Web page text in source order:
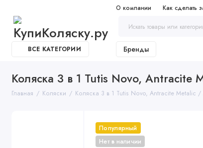
О компании Как сделать
ВСЕ КАТЕГОРИИ Бренды
Коляска 3 в 1 Tutis Novo, Antracite
Главная Коляски Коляска 3 в 1 Tutis Novo, Antracite Metalic
Популярный
Нет в наличии